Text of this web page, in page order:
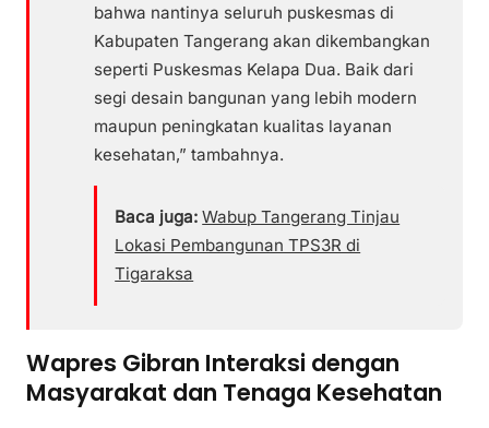
bahwa nantinya seluruh puskesmas di
Kabupaten Tangerang akan dikembangkan
seperti Puskesmas Kelapa Dua. Baik dari
segi desain bangunan yang lebih modern
maupun peningkatan kualitas layanan
kesehatan,” tambahnya.
Baca juga: Wabup Tangerang Tinjau
Lokasi Pembangunan TPS3R di
Tigaraksa
Wapres Gibran Interaksi dengan
Masyarakat dan Tenaga Kesehatan